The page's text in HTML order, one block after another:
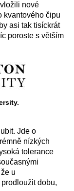
nové
kvantového čipu
asi tak tisíckrát
poroste s větším
Jde o
nízkých
tolerance
u
dobu,